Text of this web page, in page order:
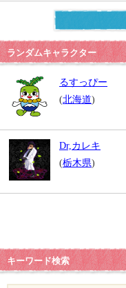
ランダムキャラクター
るすっぴー
(北海道)
Dr,カレキ
(栃木県)
キーワード検索